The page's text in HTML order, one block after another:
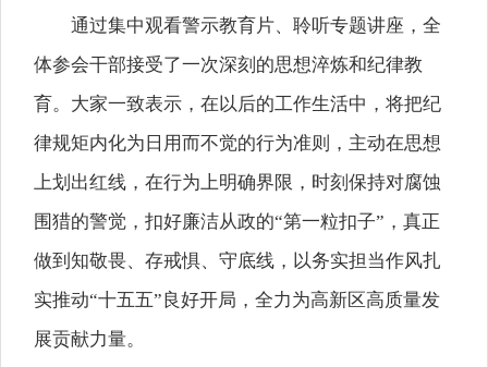
通过集中观看警示教育片、聆听专题讲座，全
体参会干部接受了一次深刻的思想淬炼和纪律教
育。大家一致表示，在以后的工作生活中，将把纪
律规矩内化为日用而不觉的行为准则，主动在思想
上划出红线，在行为上明确界限，时刻保持对腐蚀
围猎的警觉，扣好廉洁从政的“第一粒扣子”，真正
做到知敬畏、存戒惧、守底线，以务实担当作风扎
实推动“十五五”良好开局，全力为高新区高质量发
展贡献力量。